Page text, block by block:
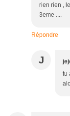
rien rien ,
3eme ....
Répondre
J
tu